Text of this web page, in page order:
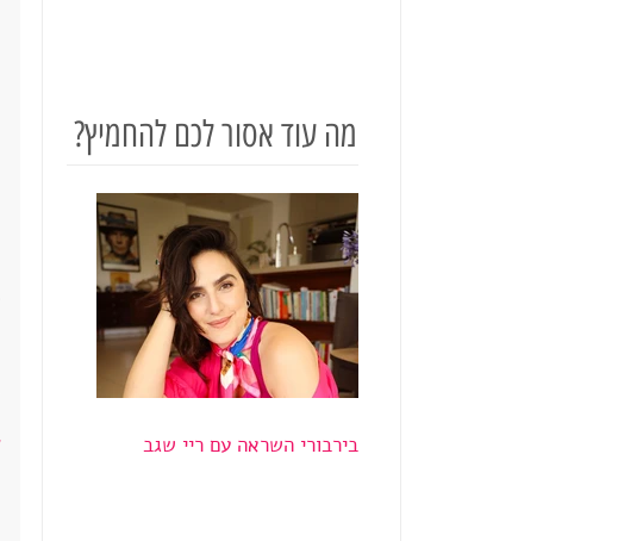
מה עוד אסור לכם להחמיץ?
בירבורי השראה עם ריי שגב